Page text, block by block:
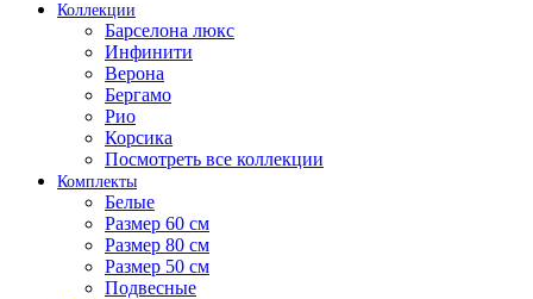
Коллекции
Барселона люкс
Инфинити
Верона
Бергамо
Рио
Корсика
Посмотреть все коллекции
Комплекты
Белые
Размер 60 см
Размер 80 см
Размер 50 см
Подвесные